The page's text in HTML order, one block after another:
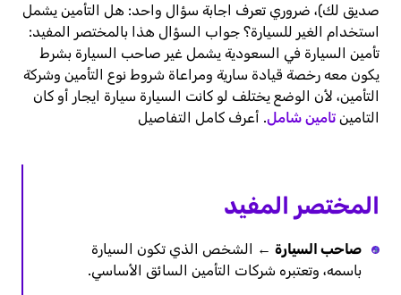
صديق لك)، ضروري تعرف اجابة سؤال واحد: هل التأمين يشمل
استخدام الغير للسيارة؟ جواب السؤال هذا بالمختصر المفيد:
تأمين السيارة في السعودية يشمل غير صاحب السيارة بشرط
يكون معه رخصة قيادة سارية ومراعاة شروط نوع التأمين وشركة
التأمين، لأن الوضع يختلف لو كانت السيارة سيارة ايجار أو كان
التامينتامين شامل. أعرف كامل التفاصيل
المختصر المفيد
صاحب السيارة ← الشخص الذي تكون السيارة
باسمه، وتعتبره شركات التأمين السائق الأساسي.